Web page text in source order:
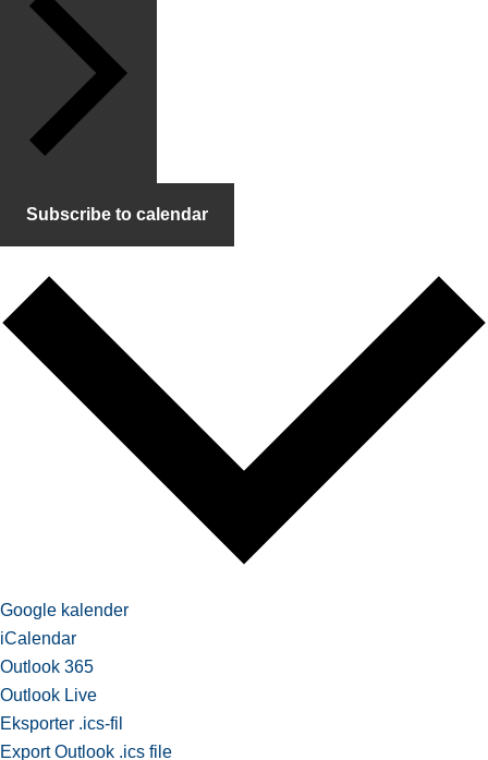
Subscribe to calendar
Google kalender
iCalendar
Outlook 365
Outlook Live
Eksporter .ics-fil
Export Outlook .ics file